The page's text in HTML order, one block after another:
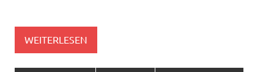
WEITERLESEN